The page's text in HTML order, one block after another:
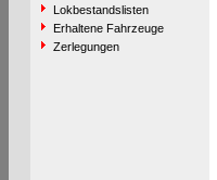
Lokbestandslisten
Erhaltene Fahrzeuge
Zerlegungen